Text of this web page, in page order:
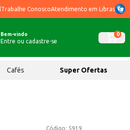
Trabalhe ConoscoAtendimento em Libras
Bem-vindo
Entre ou cadastre-se
0
Cafés Super Ofertas
Código: 5919